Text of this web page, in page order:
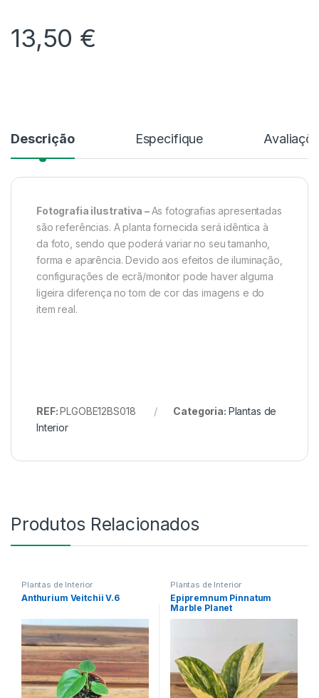
13,50 €
Descrição Especifique
Fotografia ilustrativa –As fotografias apresentadas
são referências. A planta fornecida será idêntica à
da foto, sendo que poderá variar no seu tamanho,
forma e aparência. Devido aos efeitos de iluminação,
configurações de ecrã/monitor pode haver alguma
ligeira diferença no tom de cor das imagens e do
item real.
REF:PLGOBE12BS018 Categoria: Plantas de
Interior
Produtos Relacionados
Plantas de Interior
Anthurium Veitchii V.6
Plantas de Interior
Epipremnum Pinnatum
Marble Planet